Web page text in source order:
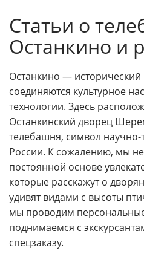
с
к
у
с
и
п
о
М
о
с
к
в
.
Г
Статьи о
Останкино и
Останкино —
соединяются культурное
технологии. Здесь
Останкинский дворец
телебашня, символ научно-
России. К сожалению, мы
постоянной основе
которые расскажут о
удивят видами с высоты
мы проводим
поднимаемся с
спецзаказу.